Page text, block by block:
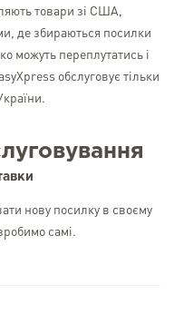
товари зі США,
де збираються посилки
можуть переплутатись і
обслуговує тільки
нову посилку в своєму
самі.